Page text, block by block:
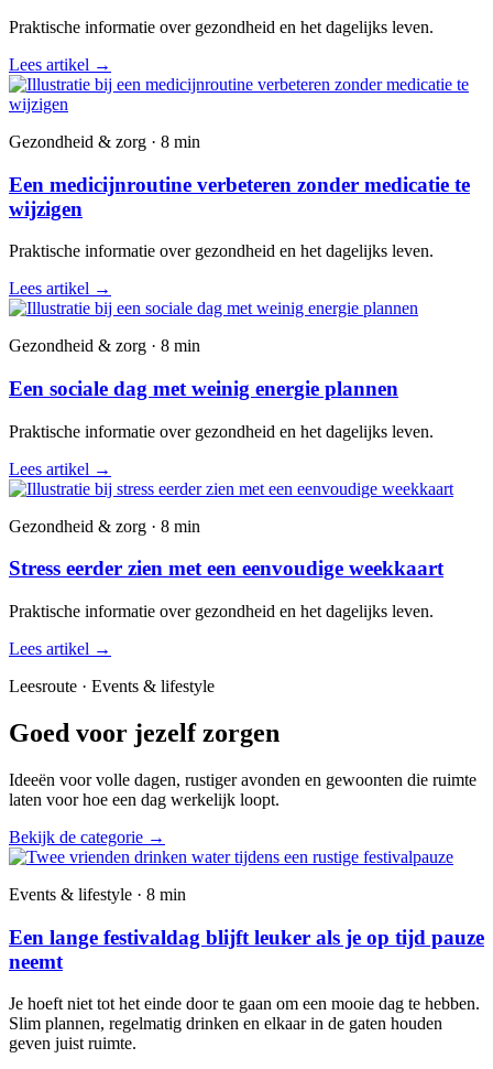
Praktische informatie over gezondheid en het dagelijks leven.
Lees artikel →
Gezondheid & zorg · 8 min
Een medicijnroutine verbeteren zonder medicatie te
wijzigen
Praktische informatie over gezondheid en het dagelijks leven.
Lees artikel →
Gezondheid & zorg · 8 min
Een sociale dag met weinig energie plannen
Praktische informatie over gezondheid en het dagelijks leven.
Lees artikel →
Gezondheid & zorg · 8 min
Stress eerder zien met een eenvoudige weekkaart
Praktische informatie over gezondheid en het dagelijks leven.
Lees artikel →
Leesroute · Events & lifestyle
Goed voor jezelf zorgen
Ideeën voor volle dagen, rustiger avonden en gewoonten die ruimte
laten voor hoe een dag werkelijk loopt.
Bekijk de categorie →
Events & lifestyle · 8 min
Een lange festivaldag blijft leuker als je op tijd pauze
neemt
Je hoeft niet tot het einde door te gaan om een mooie dag te hebben.
Slim plannen, regelmatig drinken en elkaar in de gaten houden
geven juist ruimte.